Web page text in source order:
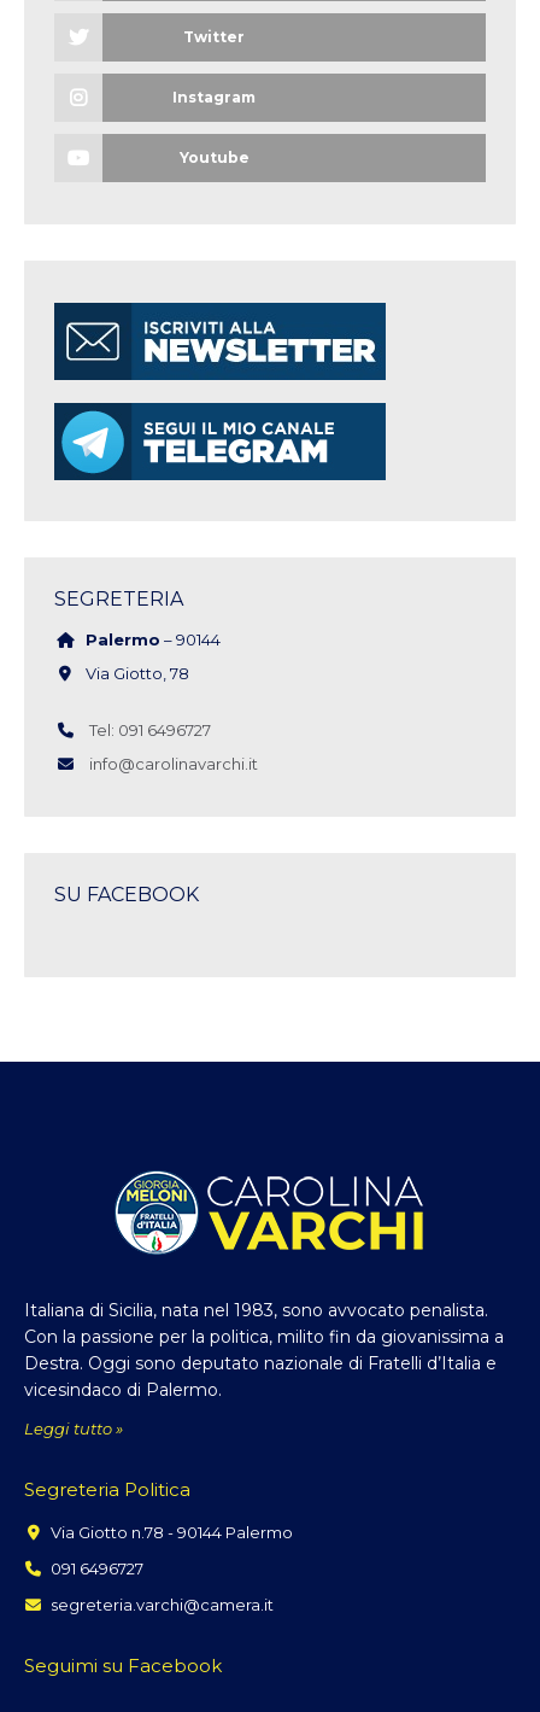
Twitter
Instagram
Youtube
SEGRETERIA
Palermo – 90144
Via Giotto, 78
Tel: 091 6496727
info@carolinavarchi.it
SU FACEBOOK
Italiana di Sicilia, nata nel 1983, sono avvocato penalista.
Con la passione per la politica, milito fin da giovanissima a
Destra. Oggi sono deputato nazionale di Fratelli d’Italia e
vicesindaco di Palermo.
Leggi tutto »
Segreteria Politica
Via Giotto n.78 - 90144 Palermo
091 6496727
segreteria.varchi@camera.it
Seguimi su Facebook